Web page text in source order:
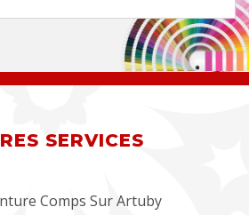
SERVICES
Comps Sur Artuby